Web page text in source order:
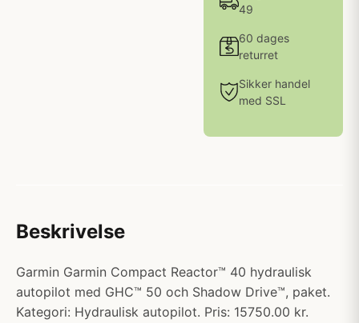
49
60 dages
returret
Sikker handel
med SSL
Beskrivelse
Garmin Garmin Compact Reactor™ 40 hydraulisk
autopilot med GHC™ 50 och Shadow Drive™, paket.
Kategori: Hydraulisk autopilot. Pris: 15750.00 kr.